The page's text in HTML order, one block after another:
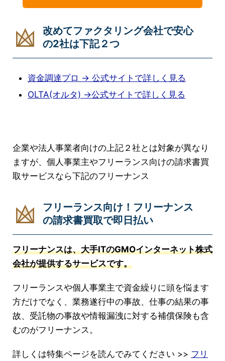
改めてファクタリング会社で安心
の2社は下記２つ
資金調達プロ → 公式サイトで詳しく見る
OLTA(オルタ) →公式サイトで詳しく見る
企業や法人事業者向けの上記２社とは対象が異なり
ますが、個人事業主やフリーランス向けの請求書買
取サービスなら下記のフリーナンス
フリーランス向け！フリーナンス
の請求書買取で即日払い
フリーナンスは、大手ITのGMOインターネット株式
会社が提供するサービスです。
フリーランスや個人事業主で資金繰りに頭を悩ます
方だけでなく、業務遂行中の事故、仕事の結果の事
故、受託物の事故や情報漏洩に対する補償保険も含
むのがフリーナンス。
詳しくは特集ページを読んでみてください >> フリ